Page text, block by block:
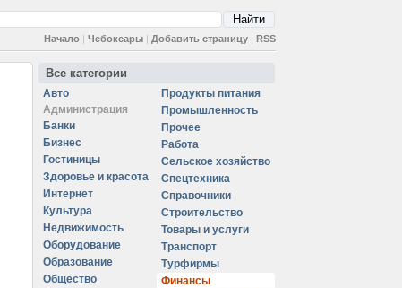
Начало | Чебоксары | Добавить страницу | RSS
Все категории
Авто
Администрация
Банки
Бизнес
Гостиницы
Здоровье и красота
Интернет
Культура
Недвижимость
Оборудование
Образование
Общество
Продукты питания
Промышленность
Прочее
Работа
Сельское хозяйство
Спецтехника
Справочники
Строительство
Товары и услуги
Транспорт
Турфирмы
Финансы